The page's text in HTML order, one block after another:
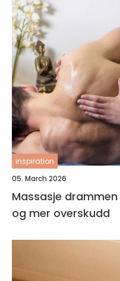
inspiration
05. March 2026
Massasje drammen veien til mindre stress
og mer overskudd